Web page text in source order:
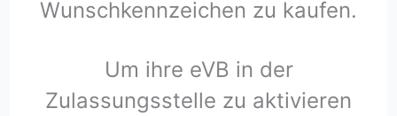
Wunschkennzeichen zu kaufen.
Um ihre eVB in der
Zulassungsstelle zu aktivieren